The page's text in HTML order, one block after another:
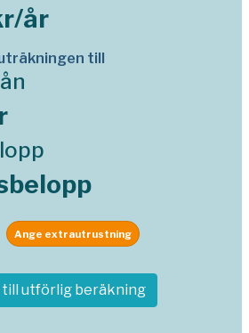
år
till
Ange extrautrustning
till utförlig beräkning